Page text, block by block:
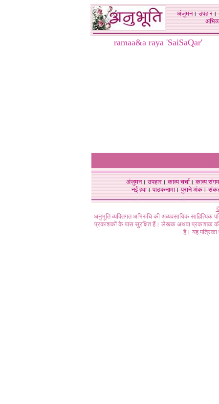
अंजुमन।उपहार।
ramaa&a raya 'SaiSaQar'
अंजुमन।उपहार।काव्य चर्चा।काव्य संगम
नई हवा। पाठकनामा। पुराने अंक।
अनुभूति व्यक्तिगत अभिरुचि की अव्यवसायिक
प्रकाशकों के पास सुरक्षित हैं। लेखक अथवा प्रकाशक की
है। यह पत्रिका